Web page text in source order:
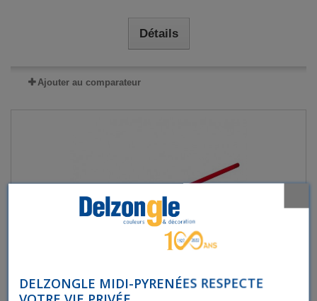
Détails
Ajouter au comparateur
DELZONGLE MIDI-PYRENÉES RESPECTE